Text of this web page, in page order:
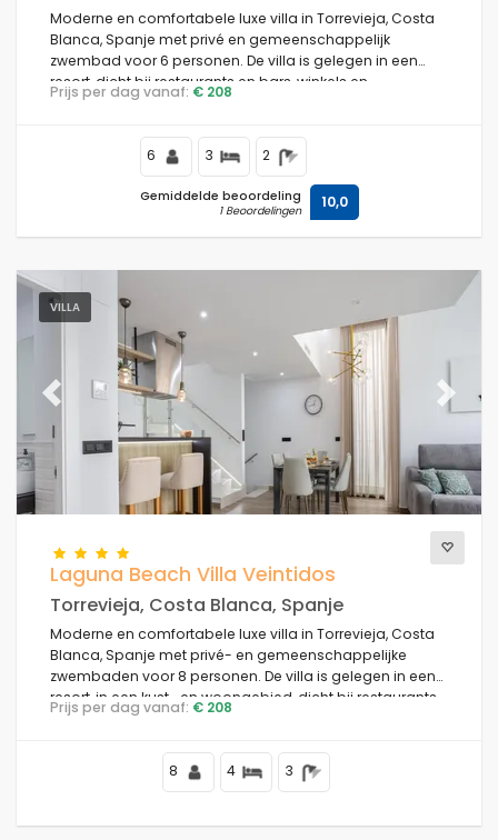
Moderne en comfortabele luxe villa in Torrevieja, Costa
Blanca, Spanje met privé en gemeenschappelijk
zwembad voor 6 personen. De villa is gelegen in een
resort, dicht bij restaurants en bars, winkels en
supermarkten, en op 4 km van het strand.
Prijs per dag vanaf: € 208
6 3 2
Gemiddelde beoordeling
1 Beoordelingen 10,0
VILLA
Previous Next
Laguna Beach Villa Veintidos
Torrevieja, Costa Blanca, Spanje
Moderne en comfortabele luxe villa in Torrevieja, Costa
Blanca, Spanje met privé- en gemeenschappelijke
zwembaden voor 8 personen. De villa is gelegen in een
resort, in een kust- en woongebied, dicht bij restaurants
en bars, winkels en supermarkten, en op 4 km van het
Prijs per dag vanaf: € 208
8 4 3